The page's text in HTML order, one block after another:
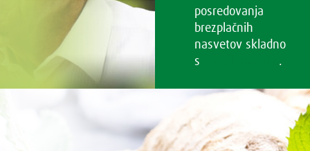
posredovanja
brezplačnih
nasvetov skladno
s
.